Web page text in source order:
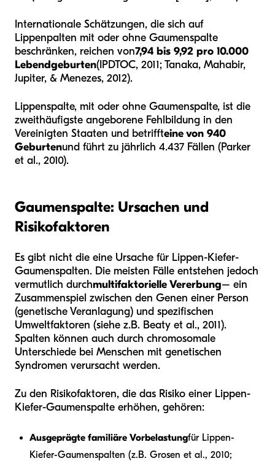
Internationale Schätzungen, die sich auf
Lippenpalten mit oder ohne Gaumenspalte
beschränken, reichen von7,94 bis 9,92 pro 10.000
Lebendgeburten(IPDTOC, 2011; Tanaka, Mahabir,
Jupiter, & Menezes, 2012).
Lippenspalte, mit oder ohne Gaumenspalte, ist die
zweithäufigste angeborene Fehlbildung in den
Vereinigten Staaten und betriffteine von 940
Geburtenund führt zu jährlich 4.437 Fällen (Parker
et al., 2010).
Gaumenspalte: Ursachen und
Risikofaktoren
Es gibt nicht die eine Ursache für Lippen-Kiefer-
Gaumenspalten. Die meisten Fälle entstehen jedoch
vermutlich durchmultifaktorielle Vererbung– ein
Zusammenspiel zwischen den Genen einer Person
(genetische Veranlagung) und spezifischen
Umweltfaktoren (siehe z.B. Beaty et al., 2011).
Spalten können auch durch chromosomale
Unterschiede bei Menschen mit genetischen
Syndromen verursacht werden.
Zu den Risikofaktoren, die das Risiko einer Lippen-
Kiefer-Gaumenspalte erhöhen, gehören:
Ausgeprägte familiäre Vorbelastungfür Lippen-
Kiefer-Gaumenspalten (z.B. Grosen et al., 2010;